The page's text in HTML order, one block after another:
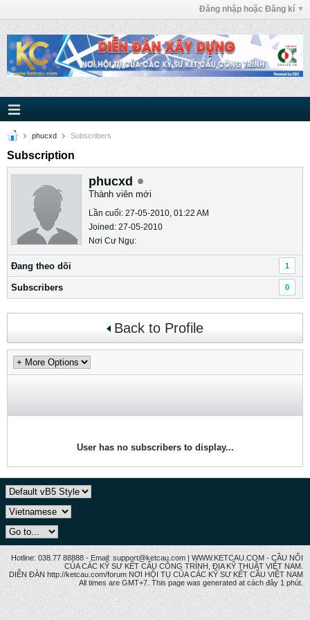
Đăng nhập hoặc Đăng kí
phucxd Subscribers
Subscription
phucxd
Thành viên mới
Lần cuối: 27-05-2010, 01:22 AM
Joined: 27-05-2010
Nơi Cư Ngụ:
Ðang theo dõi 1
Subscribers 0
Back to Profile
User has no subscribers to display...
Hotline: 038.77 88888 - Email: support@ketcau.com | WWW.KETCAU.COM - CẦU NỐI
CỦA CÁC KỸ SƯ KẾT CẤU CÔNG TRÌNH, ĐỊA KỸ THUẬT VIỆT NAM.
DIỄN ĐÀN http://ketcau.com/forum NƠI HỘI TỤ CỦA CÁC KỸ SƯ KẾT CÂU VIỆT NAM
All times are GMT+7. This page was generated at cách đây 1 phút.